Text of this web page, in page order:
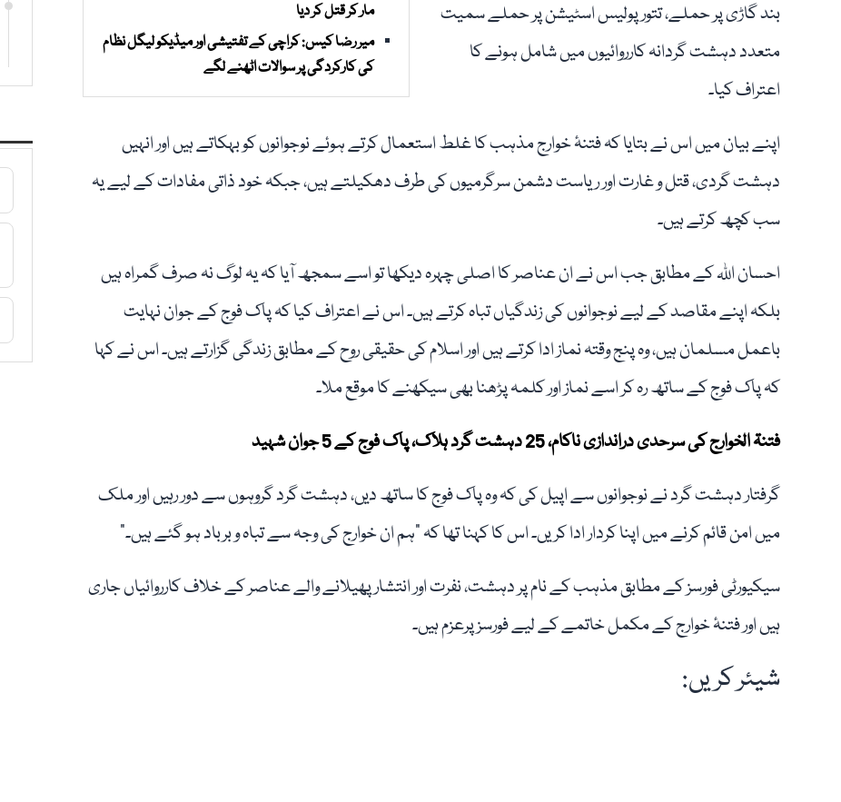
مار کر قتل کر دیا
میر رضا کیس: کراچی کے تفتیشی اور میڈیکو لیگل نظام
کی کارکردگی پر سوالات اٹھنے لگے
بند گاڑی پر حملے، تتور پولیس اسٹیشن پر حملے سمیت
متعدد دہشت گردانہ کارروائیوں میں شامل ہونے کا
اعتراف کیا۔
اپنے بیان میں اس نے بتایا کہ فتنۂ خوارج مذہب کا غلط استعمال کرتے ہوئے نوجوانوں کو بہکاتے ہیں اور انہیں
دہشت گردی، قتل و غارت اور ریاست دشمن سرگرمیوں کی طرف دھکیلتے ہیں، جبکہ خود ذاتی مفادات کے لیے یہ
سب کچھ کرتے ہیں۔
احسان اللہ کے مطابق جب اس نے ان عناصر کا اصلی چہرہ دیکھا تو اسے سمجھ آیا کہ یہ لوگ نہ صرف گمراہ ہیں
بلکہ اپنے مقاصد کے لیے نوجوانوں کی زندگیاں تباہ کرتے ہیں۔ اس نے اعتراف کیا کہ پاک فوج کے جوان نہایت
باعمل مسلمان ہیں، وہ پنج وقتہ نماز ادا کرتے ہیں اور اسلام کی حقیقی روح کے مطابق زندگی گزارتے ہیں۔ اس نے کہا
کہ پاک فوج کے ساتھ رہ کر اسے نماز اور کلمہ پڑھنا بھی سیکھنے کا موقع ملا۔
فتنۃ الخوارج کی سرحدی دراندازی ناکام، 25 دہشت گرد ہلاک، پاک فوج کے 5 جوان شہید
گرفتار دہشت گرد نے نوجوانوں سے اپیل کی کہ وہ پاک فوج کا ساتھ دیں، دہشت گرد گروہوں سے دور رہیں اور ملک
میں امن قائم کرنے میں اپنا کردار ادا کریں۔ اس کا کہنا تھا کہ “ہم ان خوارج کی وجہ سے تباہ و برباد ہو گئے ہیں۔”
سیکیورٹی فورسز کے مطابق مذہب کے نام پر دہشت، نفرت اور انتشار پھیلانے والے عناصر کے خلاف کارروائیاں جاری
ہیں اور فتنۂ خوارج کے مکمل خاتمے کے لیے فورسز پرعزم ہیں۔
شیئر کریں: